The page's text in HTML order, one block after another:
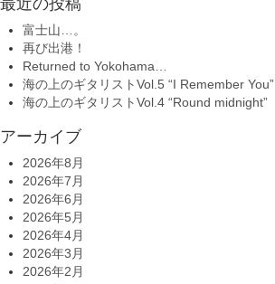
富士山…。
再び出港！
Returned to Yokohama…
海の上のギタリストVol.5 “I Remember You”
海の上のギタリストVol.4 “Round midnight”
アーカイブ
2026年8月
2026年7月
2026年6月
2026年5月
2026年4月
2026年3月
2026年2月